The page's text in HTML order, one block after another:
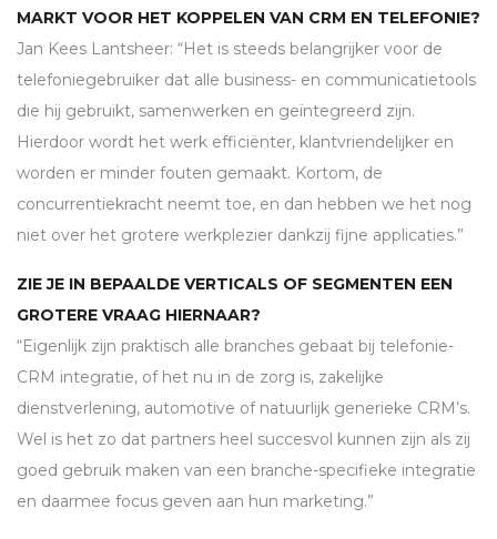
MARKT VOOR HET KOPPELEN VAN CRM EN TELEFONIE?
Jan Kees Lantsheer: “Het is steeds belangrijker voor de
telefoniegebruiker dat alle business- en communicatietools
die hij gebruikt, samenwerken en geïntegreerd zijn.
Hierdoor wordt het werk efficiënter, klantvriendelijker en
worden er minder fouten gemaakt. Kortom, de
concurrentiekracht neemt toe, en dan hebben we het nog
niet over het grotere werkplezier dankzij fijne applicaties.”
ZIE JE IN BEPAALDE VERTICALS OF SEGMENTEN EEN
GROTERE VRAAG HIERNAAR?
“Eigenlijk zijn praktisch alle branches gebaat bij telefonie-
CRM integratie, of het nu in de zorg is, zakelijke
dienstverlening, automotive of natuurlijk generieke CRM’s.
Wel is het zo dat partners heel succesvol kunnen zijn als zij
goed gebruik maken van een branche-specifieke integratie
en daarmee focus geven aan hun marketing.”